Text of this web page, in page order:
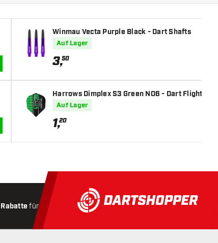
IN DEN WARENKORB
IN DEN WARENKORB
Winmau Vecta Purple Black - Dart Shafts
Auf Lager
3,50
Harrows Dimplex S3 Green NO6 - Dart Flights
Auf Lager
1,20
Rabatte für Kunden Produkte auf Lager, Versand